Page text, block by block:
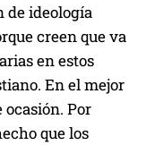
de ideología
creen que va
en estos
En el mejor
ocasión. Por
que los